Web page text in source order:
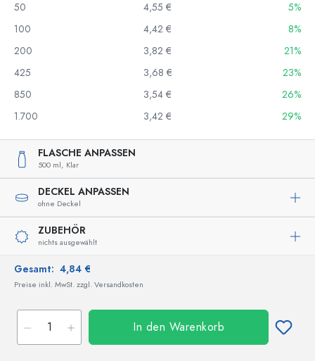
50
4,55 €
5%
100
4,42 €
8%
200
3,82 €
21%
425
3,68 €
23%
850
3,54 €
26%
1.700
3,42 € 29%
FLASCHE ANPASSEN
500 ml, Klar
DECKEL ANPASSEN
ohne Deckel
ZUBEHÖR
nichts ausgewählt
Gesamt: 4,84 €
Preise inkl. MwSt. zzgl. Versandkosten
In den Warenkorb